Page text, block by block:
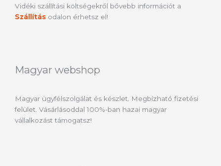
Vidéki szállítási költségekről bővebb információt a
Szállítás odalon érhetsz el!
Magyar webshop
Magyar ügyfélszolgálat és készlet. Megbízható fizetési
felület. Vásárlásoddal 100%-ban hazai magyar
vállalkozást támogatsz!